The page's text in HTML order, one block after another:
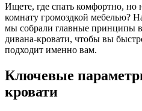
Ищете, где спать комфортно, но
комнату громоздкой мебелью?
мы собрали главные принципы
дивана‑кровати, чтобы вы
подходит именно вам.
Ключевые
кровати